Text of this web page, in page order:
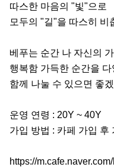
따스한 마음의 "빛"으로
모두의 "길"을 따스히 비
베푸는 순간 나 자신의
행복함 가득한 순간을
함께 나눌 수 있으면 좋
운영 연령 : 20Y ~ 40Y
가입 방법 : 카페 가입
https://